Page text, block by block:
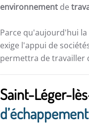
environnement de
Parce qu'aujourd'hui
exige l'appui de
permettra de travailler
Saint-Léger-